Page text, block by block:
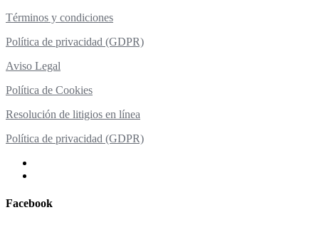
Términos y condiciones
Política de privacidad (GDPR)
Aviso Legal
Política de Cookies
Resolución de litigios en línea
Política de privacidad (GDPR)
Facebook